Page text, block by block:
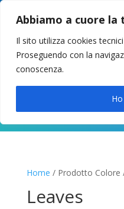
Abbiamo a cuore la
Il sito utilizza cookies
Proseguendo con la
conoscenza.
049 8627946
LUN-VEN
Home / Prodotto Colore
Leaves